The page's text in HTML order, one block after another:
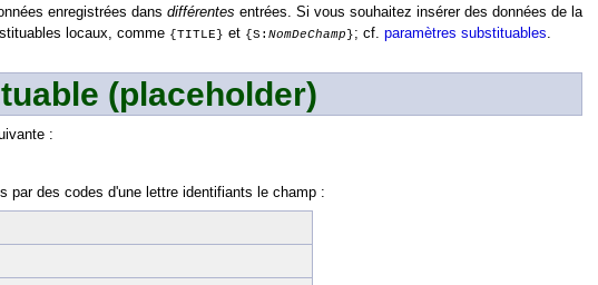
enregistrées dans différentes entrées. Si vous souhaitez insérer des données de la
locaux, comme {TITLE} et {S: NomDeChamp}; cf. paramètres substituables.
(placeholder)
:
par des codes d'une lettre identifiants le champ :